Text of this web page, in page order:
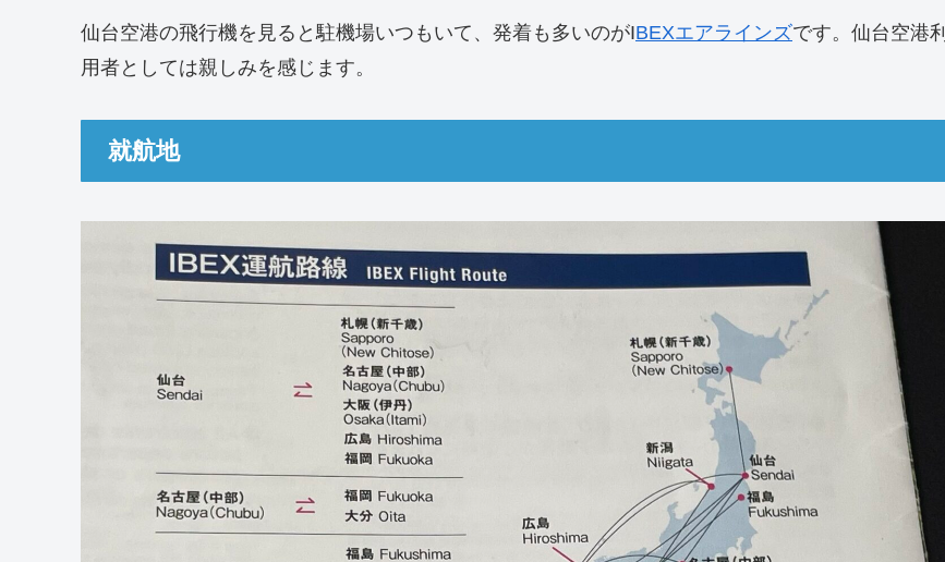
仙台空港の飛行機を見ると駐機場いつもいて、発着も多いのがIBEXエアラインズです。仙台空港利
用者としては親しみを感じます。
就航地